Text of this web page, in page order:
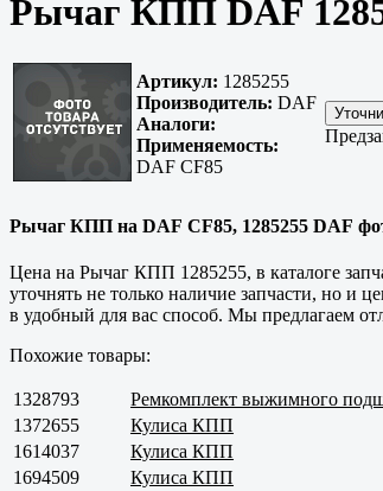
Рычаг КПП DAF
Артикул: 1285255
Производитель: DAF
Аналоги:
Применяемость:
DAF CF85
Рычаг КПП на DAF CF85, 1285255 DAF
Цена на Рычаг КПП 1285255, в каталоге
уточнять не только наличие запчасти, но и
в удобный для вас способ. Мы предлагаем
Похожие товары:
1328793 Ремкомплект выжимного
1372655
Кулиса КПП
1614037
Кулиса КПП
1694509
Кулиса КПП